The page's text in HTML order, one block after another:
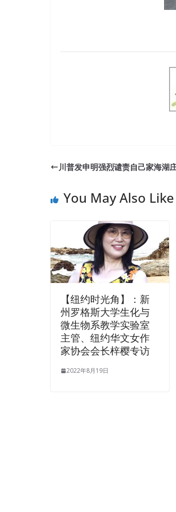
川普发申明强烈谴责自己家海湖
You May Also Like
【纽约时光角】：新
州罗格斯大学生化与
微生物系教学实验室
主管、纽约华文女作
家协会会长梓樱专访
2022年8月19日